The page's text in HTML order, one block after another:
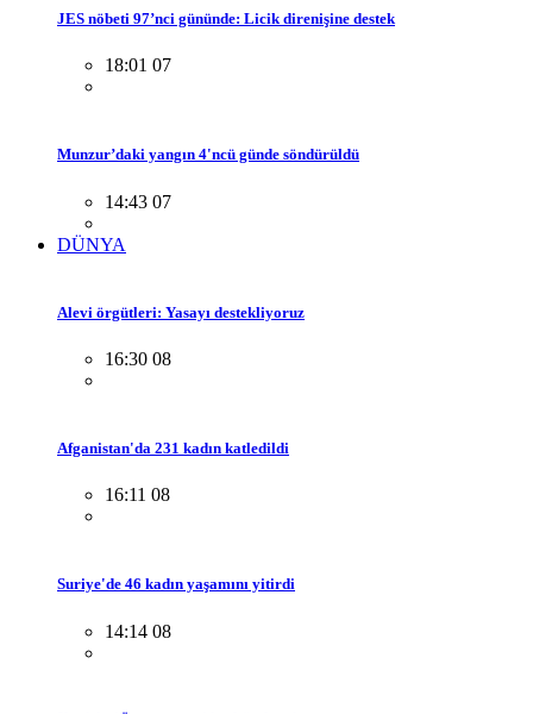
JES nöbeti 97’nci gününde: Licik direnişine destek
18:01 07
Munzur’daki yangın 4'ncü günde söndürüldü
14:43 07
DÜNYA
Alevi örgütleri: Yasayı destekliyoruz
16:30 08
Afganistan'da 231 kadın katledildi
16:11 08
Suriye'de 46 kadın yaşamını yitirdi
14:14 08